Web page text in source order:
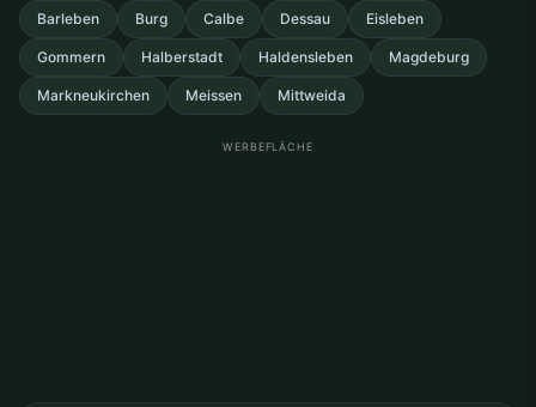
Barleben Burg Calbe Dessau Eisleben
Gommern Halberstadt Haldensleben Magdeburg
Markneukirchen Meissen Mittweida
WERBEFLÄCHE